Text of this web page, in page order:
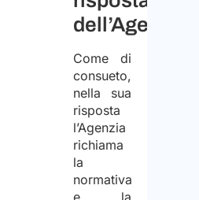
dell’Agenzia
Come di
consueto,
nella sua
risposta
l’Agenzia
richiama
la
normativa
e la